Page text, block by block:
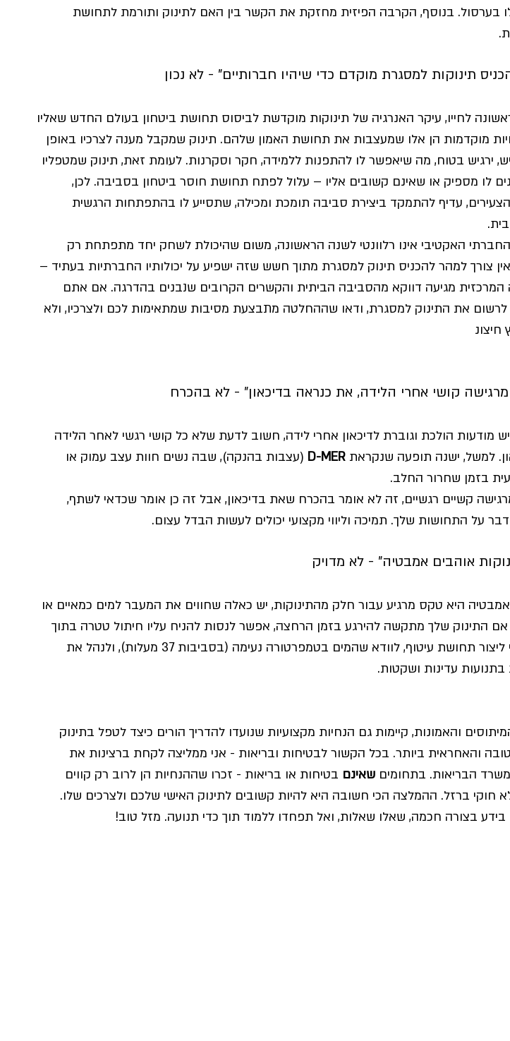
בערסול. בנוסף, הקרבה הפיזית מחזקת את הקשר בין האם לתינוק ותורמת לתחושת
תינוקות למסגרת מוקדם כדי שיהיו חברותיים" - לא נכון
לחייו, עיקר האנרגיה של תינוקות מוקדשת לביסוס תחושת ביטחון בעולם החדש שאליו
מוקדמות הן אלו שמעצבות את תחושת האמון שלהם. תינוק שמקבל מענה לצרכיו באופן
ירגיש בטוח, מה שיאפשר לו להתפנות ללמידה, חקר וסקרנות. לעומת זאת, תינוק שמטפליו
לו מספיק או שאינם קשובים אליו – עלול לפתח תחושת חוסר ביטחון בסביבה. לכן,
עדיף להתמקד ביצירת סביבה תומכת ומכילה, שתסייע לו בהתפתחות הרגשית
האקטיבי אינו רלוונטי לשנה הראשונה, משום שהיכולת לשחק יחד מתפתחת רק
צורך למהר להכניס תינוק למסגרת מתוך חשש שזה ישפיע על יכולותיו החברתיות בעתיד –
מגיעה דווקא מהסביבה הביתית והקשרים הקרובים שנבנים בהדרגה. אם אתם
לרשום את התינוק למסגרת, ודאו שההחלטה מתבצעת מסיבות שמתאימות לכם ולצרכיו, ולא
חיצונ
קושי אחרי הלידה, את כנראה בדיכאון" - לא בהכרח
מודעות הולכת וגוברת לדיכאון אחרי לידה, חשוב לדעת שלא כל קושי רגשי לאחר הלידה
למשל, ישנה תופעה שנקראת D-MER (עצבות בהנקה), שבה נשים חוות עצב עמוק או
בזמן שחרור החלב.
קשיים רגשיים, זה לא אומר בהכרח שאת בדיכאון, אבל זה כן אומר שכדאי לשתף,
על התחושות שלך. תמיכה וליווי מקצועי יכולים לעשות הבדל עצום.
אוהבים אמבטיה" - לא מדויק
היא טקס מרגיע עבור חלק מהתינוקות, יש כאלה שחווים את המעבר למים כמאיים או
אם התינוק שלך מתקשה להירגע בזמן הרחצה, אפשר לנסות להניח עליו חיתול טטרה בתוך
המים כדי ליצור תחושת עיטוף, לוודא שהמים בטמפרטורה נעימה (בסביבות 37 מעלות), ולנהל את
עדינות ושקטות.
והאמונות, קיימות גם הנחיות מקצועיות שנועדו להדריך הורים כיצד לטפל בתינוק
והאחראית ביותר. בכל הקשור לבטיחות ובריאות - אני ממליצה לקחת ברצינות את
הבריאות. בתחומים שאינם בטיחות או בריאות - זכרו שההנחיות הן לרוב רק קווים
חוקי ברזל. ההמלצה הכי חשובה היא להיות קשובים לתינוק האישי שלכם ולצרכים שלו.
בצורה חכמה, שאלו שאלות, ואל תפחדו ללמוד תוך כדי תנועה. מזל טוב!